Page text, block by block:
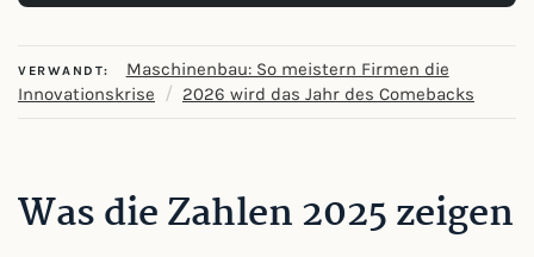
VERWANDT:
Maschinenbau: So meistern Firmen die
Innovationskrise
/ 2026 wird das Jahr des Comebacks
Was die Zahlen 2025 zeigen